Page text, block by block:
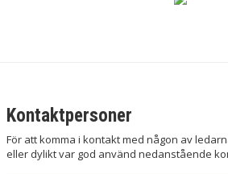
Kontaktpersoner
För att komma i kontakt med någon av
eller dylikt var god använd nedanstående